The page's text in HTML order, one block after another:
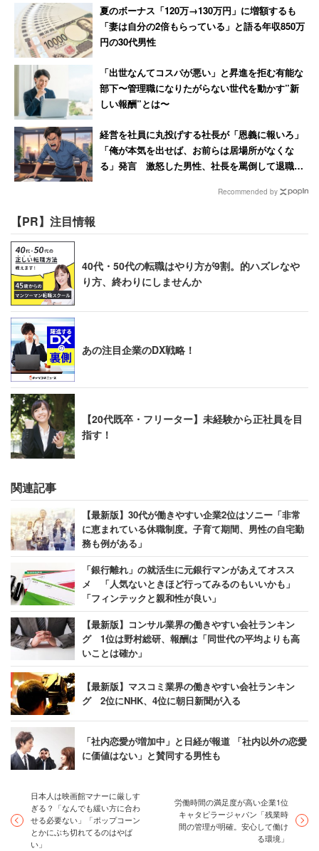
夏のボーナス「120万→130万円」に増額するも
「妻は自分の2倍もらっている」と語る年収850万
円の30代男性
「出世なんてコスパが悪い」と昇進を拒む有能な
部下〜管理職になりたがらない世代を動かす”新
しい報酬”とは〜
経営を社員に丸投げする社長が「恩義に報いろ」
「俺が本気を出せば、お前らは居場所がなくな
る」発言 激怒した男性、社長を罵倒して退職
Recommended by
【PR】注目情報
40代・50代の転職はやり方が9割。的ハズレなや
り方、終わりにしませんか
あの注目企業のDX戦略！
【20代既卒・フリーター】未経験から正社員を目
指す！
関連記事
【最新版】30代が働きやすい企業2位はソニー「非常
に恵まれている休職制度。子育て期間、男性の自宅勤
務も例がある」
「銀行離れ」の就活生に元銀行マンがあえてオスス
メ 「人気ないときほど行ってみるのもいいかも」
「フィンテックと親和性が良い」
【最新版】コンサル業界の働きやすい会社ランキン
グ 1位は野村総研、報酬は「同世代の平均よりも高
いことは確か」
【最新版】マスコミ業界の働きやすい会社ランキン
グ 2位にNHK、4位に朝日新聞が入る
「社内恋愛が増加中」と日経が報道 「社内以外の恋愛
に価値はない」と賛同する男性も
日本人は映画館マナーに厳しす
ぎる？「なんでも緩い方に合わ
せる必要ない」「ポップコーン
とかにぶち切れてるのはやば
い」
労働時間の満足度が高い企業1位
キャタピラージャパン「残業時
間の管理が明確。安心して働け
る環境」